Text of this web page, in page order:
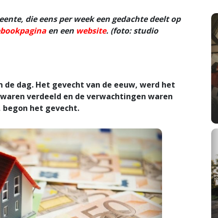
die eens per week een gedachte deelt op
en een website. (foto: studio
dag. Het gevecht van de eeuw, werd het
verdeeld en de verwachtingen waren
begon het gevecht.